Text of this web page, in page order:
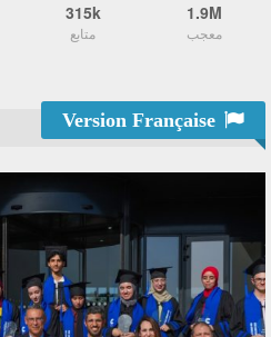
1.9M
معجب
315k
متابع